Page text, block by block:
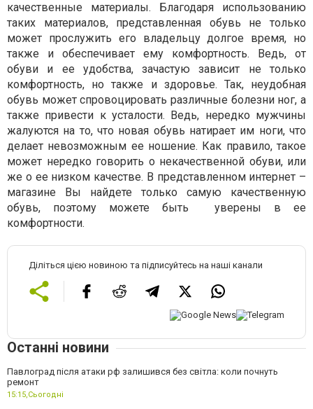
качественные материалы. Благодаря использованию
таких материалов, представленная обувь не только
может прослужить его владельцу долгое время, но
также и обеспечивает ему комфортность. Ведь, от
обуви и ее удобства, зачастую зависит не только
комфортность, но также и здоровье. Так, неудобная
обувь может спровоцировать различные болезни ног, а
также привести к усталости. Ведь, нередко мужчины
жалуются на то, что новая обувь натирает им ноги, что
делает невозможным ее ношение. Как правило, такое
может нередко говорить о некачественной обуви, или
же о ее низком качестве. В представленном интернет –
магазине Вы найдете только самую качественную
обувь, поэтому можете быть уверены в ее
комфортности.
Діліться цією новиною та підписуйтесь на наші канали
Останні новини
Павлоград після атаки рф залишився без світла: коли почнуть
ремонт
15:15, Сьогодні